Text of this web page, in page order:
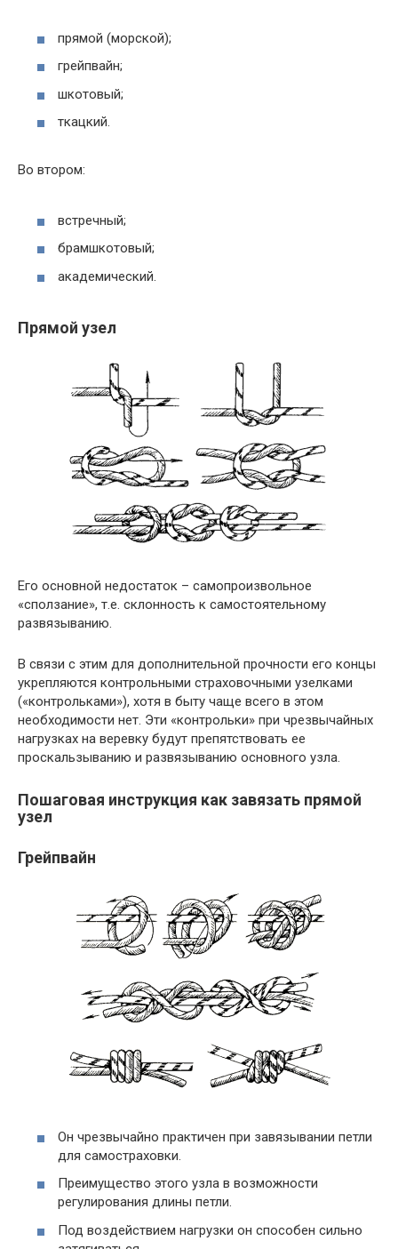
прямой (морской);
грейпвайн;
шкотовый;
ткацкий.
Во втором:
встречный;
брамшкотовый;
академический.
Прямой узел
Его основной недостаток – самопроизвольное
«сползание», т.е. склонность к самостоятельному
развязыванию.
В связи с этим для дополнительной прочности его концы
укрепляются контрольными страховочными узелками
(«контрольками»), хотя в быту чаще всего в этом
необходимости нет. Эти «контрольки» при чрезвычайных
нагрузках на веревку будут препятствовать ее
проскальзыванию и развязыванию основного узла.
Пошаговая инструкция как завязать прямой
узел
Грейпвайн
Он чрезвычайно практичен при завязывании петли
для самостраховки.
Преимущество этого узла в возможности
регулирования длины петли.
Под воздействием нагрузки он способен сильно